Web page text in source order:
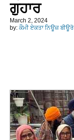
ਗੁਹਾਰ
March 2, 2024
by: ਕੌਮੀ ਏਕਤਾ ਨਿਊਜ਼ ਬੀਊਰੋ